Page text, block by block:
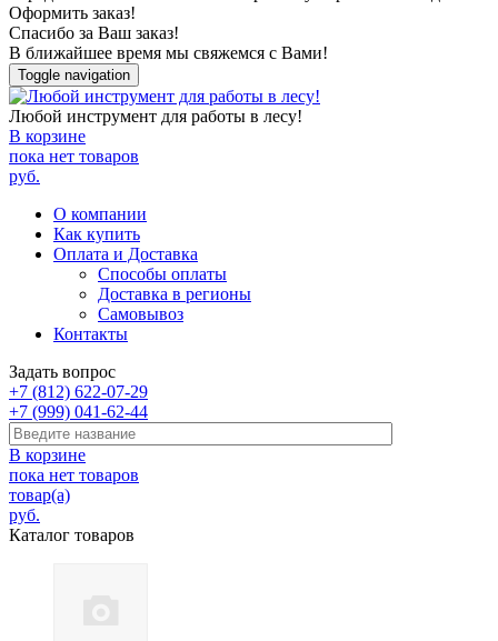
Оформить заказ!
Спасибо за Ваш заказ!
В ближайшее время мы свяжемся с Вами!
Toggle navigation
Любой инструмент для работы в лесу!
В корзине
пока нет товаров
руб.
О компании
Как купить
Оплата и Доставка
Способы оплаты
Доставка в регионы
Самовывоз
Контакты
Задать вопрос
+7 (812) 622-07-29
+7 (999) 041-62-44
В корзине
пока нет товаров
товар(а)
руб.
Каталог товаров